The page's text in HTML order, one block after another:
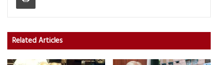
Related Articles